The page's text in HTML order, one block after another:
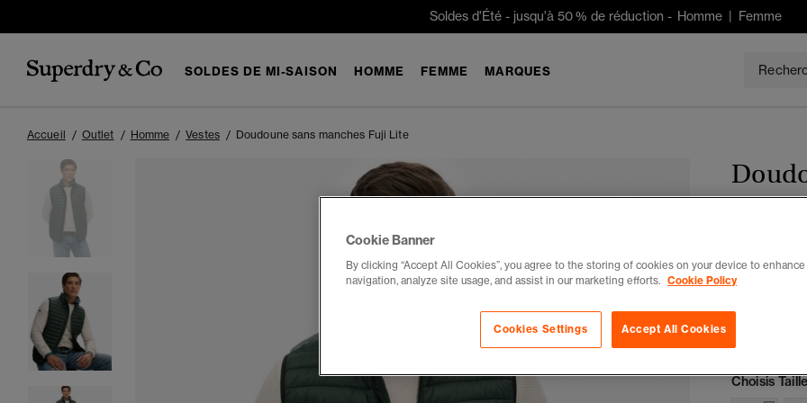
Soldes d'Été -jusqu'à 50 % de réduction - Homme| Femme
SOLDES DE MI-SAISON HOMME FEMME MARQUES
Accueil Outlet Homme Vestes Doudoune sans manches Fuji Lite
Tu économises
Choisis
Cookie Banner
By clicking “Accept All Cookies”, you agree to the storing of cookies on your device to
navigation, analyze site usage, and assist in our marketing efforts. Cookie Policy
Accept All Cookies
Cookies Settings